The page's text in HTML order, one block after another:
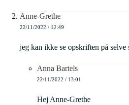
Anne-Grethe
22/11/2022 / 12:49
jeg kan ikke se opskriften på selve
Anna Bartels
22/11/2022 / 13:01
Hej Anne-Grethe